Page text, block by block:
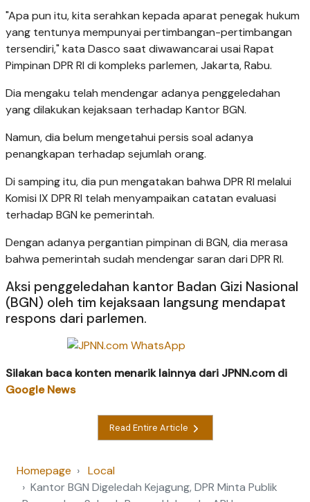
"Apa pun itu, kita serahkan kepada aparat penegak hukum
yang tentunya mempunyai pertimbangan-pertimbangan
tersendiri," kata Dasco saat diwawancarai usai Rapat
Pimpinan DPR RI di kompleks parlemen, Jakarta, Rabu.
Dia mengaku telah mendengar adanya penggeledahan
yang dilakukan kejaksaan terhadap Kantor BGN.
Namun, dia belum mengetahui persis soal adanya
penangkapan terhadap sejumlah orang.
Di samping itu, dia pun mengatakan bahwa DPR RI melalui
Komisi IX DPR RI telah menyampaikan catatan evaluasi
terhadap BGN ke pemerintah.
Dengan adanya pergantian pimpinan di BGN, dia merasa
bahwa pemerintah sudah mendengar saran dari DPR RI.
Aksi penggeledahan kantor Badan Gizi Nasional
(BGN) oleh tim kejaksaan langsung mendapat
respons dari parlemen.
Silakan baca konten menarik lainnya dari JPNN.com di
Google News
Read Entire Article
Homepage
Local
Kantor BGN Digeledah Kejagung, DPR Minta Publik